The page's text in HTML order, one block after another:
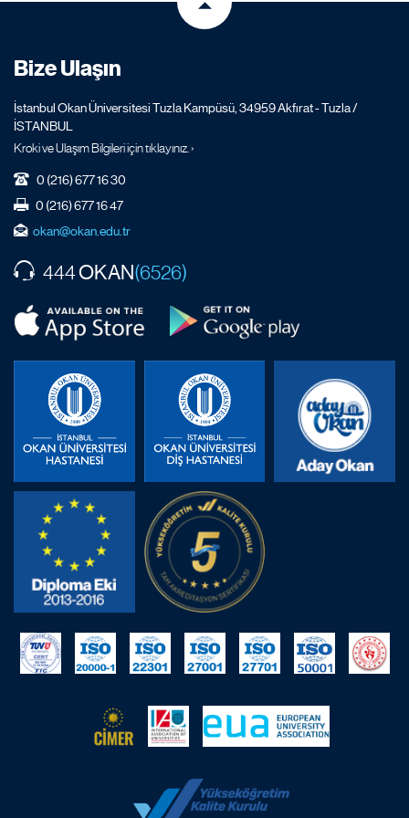
Bize Ulaşın
İstanbul Okan Üniversitesi Tuzla Kampüsü, 34959 Akfırat - Tuzla /
İSTANBUL
Kroki ve Ulaşım Bilgileri için tıklayınız. ›
0 (216) 677 16 30
0 (216) 677 16 47
okan@okan.edu.tr
444OKAN(6526)